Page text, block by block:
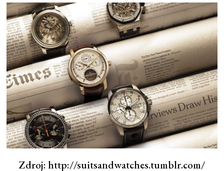
Zdroj: http://suitsandwatches.tumblr.com/